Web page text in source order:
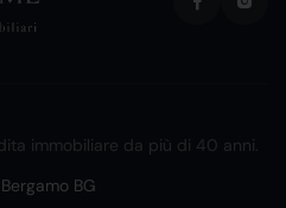
immobiliare da più di 40 anni.
BG